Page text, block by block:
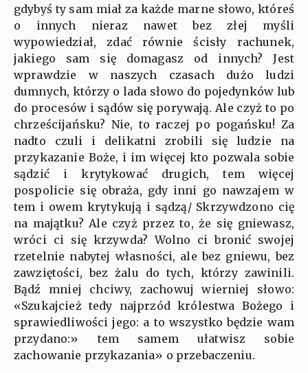
gdybyś ty sam miał za każde marne słowo, któreś
o innych nieraz nawet bez złej myśli
wypowiedział, zdać równie ścisły rachunek,
jakiego sam się domagasz od innych? Jest
wprawdzie w naszych czasach dużo ludzi
dumnych, którzy o lada słowo do pojedynków lub
do procesów i sądów się porywają. Ale czyż to po
chrześcijańsku? Nie, to raczej po pogańsku! Za
nadto czuli i delikatni zrobili się ludzie na
przykazanie Boże, i im więcej kto pozwala sobie
sądzić i krytykować drugich, tem więcej
pospolicie się obraża, gdy inni go nawzajem w
tem i owem krytykują i sądzą/ Skrzywdzono cię
na majątku? Ale czyż przez to, że się gniewasz,
wróci ci się krzywda? Wolno ci bronić swojej
rzetelnie nabytej własności, ale bez gniewu, bez
zawziętości, bez żalu do tych, którzy zawinili.
Bądź mniej chciwy, zachowuj wierniej słowo:
«Szukajcież tedy najprzód królestwa Bożego i
sprawiedliwości jego: a to wszystko będzie wam
przydano:» tem samem ułatwisz sobie
zachowanie przykazania» o przebaczeniu.